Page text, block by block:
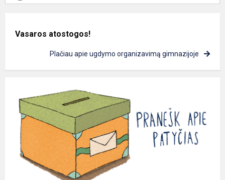
Vasaros atostogos!
Plačiau apie ugdymo organizavimą gimnazijoje